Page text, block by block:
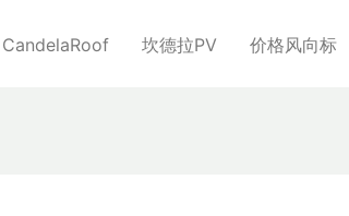
CandelaRoof 坎德拉PV 价格风向标